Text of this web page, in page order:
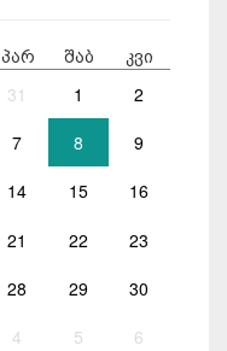
პარ შაბ კვი
31 1 2
7 8 9
14 15 16
21 22 23
28 29 30
4 5 6